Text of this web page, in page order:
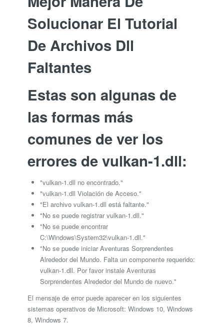
Solucionar El Tutorial
De Archivos Dll
Faltantes
Estas son algunas de
las formas más
comunes de ver los
errores de vulkan-1.dll:
"vulkan-1.dll no encontrado."
"vulkan-1.dll Violación de Acceso."
"El archivo vulkan-1.dll está faltante."
"No se puede registrar vulkan-1.dll."
"No se puede encontrar
C:\Windows\System32\vulkan-1.dll."
"No se puede iniciar Aventuras Sorprendentes
Alrededor del Mundo. Falta un componente requerido:
vulkan-1.dll. Por favor instale Aventuras
Sorprendentes Alrededor del Mundo de nuevo."
El mensaje de error puede aparecer en los siguientes
sistemas operativos de Microsoft: Windows 10, Windows
8, Windows 7.